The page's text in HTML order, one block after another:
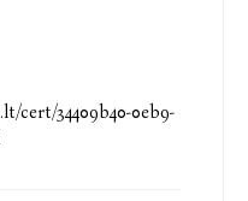
cert/34409b40-0eb9-